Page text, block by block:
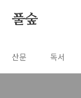
풀숲
산문 독서